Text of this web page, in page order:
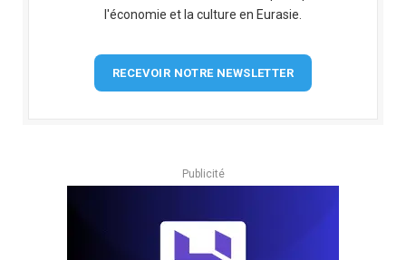
l'économie et la culture en Eurasie.
RECEVOIR NOTRE NEWSLETTER
Publicité